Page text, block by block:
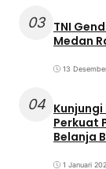
03 TNI
Medan
13
04 Kunjungi
Perkuat
Belanja
1 Januari